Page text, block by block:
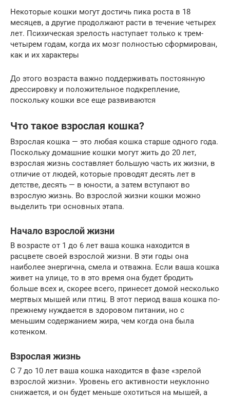
Некоторые кошки могут достичь пика роста в 18
месяцев, а другие продолжают расти в течение четырех
лет. Психическая зрелость наступает только к трем-
четырем годам, когда их мозг полностью сформирован,
как и их характеры
До этого возраста важно поддерживать постоянную
дрессировку и положительное подкрепление,
поскольку кошки все еще развиваются
Что такое взрослая кошка?
Взрослая кошка — это любая кошка старше одного года.
Поскольку домашние кошки могут жить до 20 лет,
взрослая жизнь составляет большую часть их жизни, в
отличие от людей, которые проводят десять лет в
детстве, десять — в юности, а затем вступают во
взрослую жизнь. Во взрослой жизни кошки можно
выделить три основных этапа.
Начало взрослой жизни
В возрасте от 1 до 6 лет ваша кошка находится в
расцвете своей взрослой жизни. В эти годы она
наиболее энергична, смела и отважна. Если ваша кошка
живет на улице, то в это время она будет бродить
больше всех и, скорее всего, принесет домой несколько
мертвых мышей или птиц. В этот период ваша кошка по-
прежнему нуждается в здоровом питании, но с
меньшим содержанием жира, чем когда она была
котенком.
Взрослая жизнь
С 7 до 10 лет ваша кошка находится в фазе «зрелой
взрослой жизни». Уровень его активности неуклонно
снижается, и он будет меньше охотиться на мышей, а